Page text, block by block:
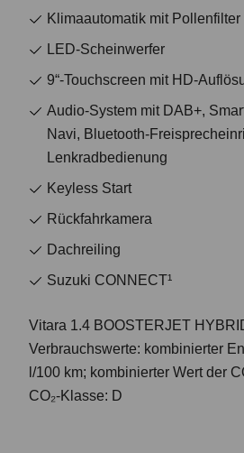
Klimaautomatik mit Pollenfilter
LED-Scheinwerfer
9“-Touchscreen mit HD-
Audio-System mit DAB+,
Navi, Bluetooth-
Lenkradbedienung
Keyless Start
Rückfahrkamera
Dachreiling
Suzuki CONNECT¹
Vitara 1.4 BOOSTERJET
Verbrauchswerte: kombinierter
l/100 km; kombinierter Wert der
CO₂-Klasse: D